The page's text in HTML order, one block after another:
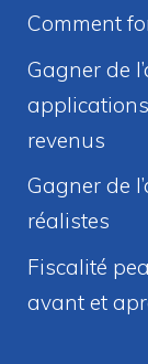
Comment
Gagner de
revenus
Gagner de
réalistes
Fiscalité
avant et